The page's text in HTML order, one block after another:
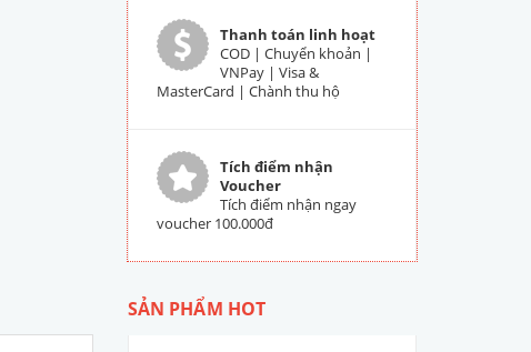
Thanh toán linh hoạt
COD | Chuyển khoản |
VNPay | Visa &
MasterCard | Chành thu hộ
Tích điểm nhận
Voucher
Tích điểm nhận ngay
voucher 100.000đ
SẢN PHẨM HOT